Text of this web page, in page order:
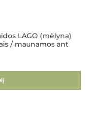
LAGO (mėlyna)
/ maunamos ant